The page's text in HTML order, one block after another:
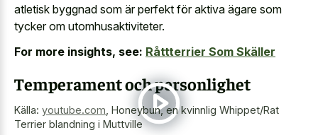
atletisk byggnad som är perfekt för aktiva ägare som
tycker om utomhusaktiviteter.
For more insights, see: Råttterrier Som Skäller
Temperament och personlighet
Källa: youtube.com Honeybun, en kvinnlig Whippet/Rat
Terrier blandning i Muttville